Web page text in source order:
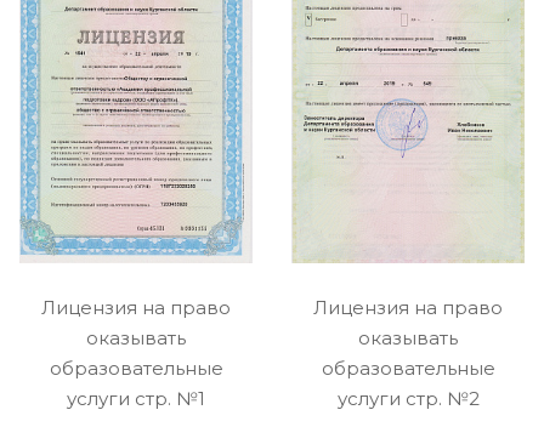
Лицензия на право
оказывать
образовательные
услуги стр. №1
Лицензия на право
оказывать
образовательные
услуги стр. №2